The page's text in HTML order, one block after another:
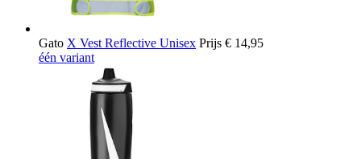
Gato X Vest Reflective Unisex Prijs € 14,95
één variant